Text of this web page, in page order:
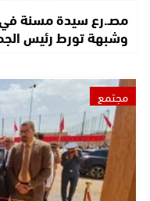
مصـ.رع سيدة مسنة في
وشبهة تورط رئيس
مجتمع